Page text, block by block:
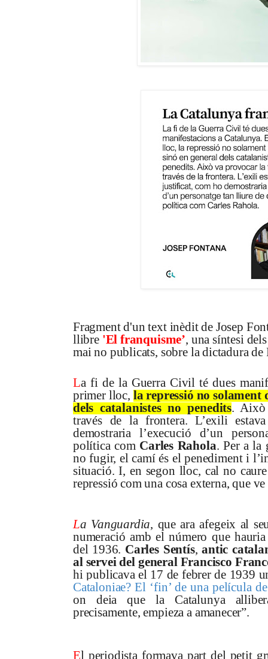
Fragment d'un text inèdit de Josep
llibre 'El franquisme’, una síntesi
mai no publicats, sobre la dictadura de
La fi de la Guerra Civil té dues
primer lloc, la repressió no solament
dels catalanistes no penedits. Això
través de la frontera. L’exili
demostraria l’execució d’un
política com Carles Rahola. Per a la
no fugir, el camí és el penediment i
situació. I, en segon lloc, cal no
repressió com una cosa externa, que
La Vanguardia, que ara afegeix al
numeració amb el número que
del 1936. Carles Sentís,antic
al servei del general Francisco
hi publicava el 17 de febrer de 1939
Cataloniae? El ‘fin’ de una película
on deia que la Catalunya
precisamente, empieza a amanecer”.
El periodista formava part del petit